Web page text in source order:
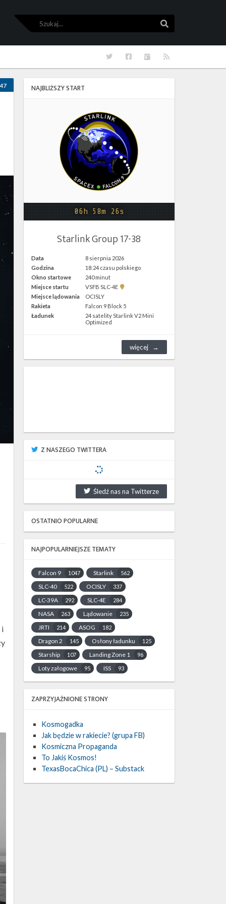
Szukaj
RSS
Kalendarze
Facebook
Twitter
47
i
NAJBLIŻSZY START
06h 58m 25s
Starlink Group 17-38
Data
8 sierpnia 2026
Godzina
18:24 czasu polskiego
Okno startowe
240 minut
Miejsce startu
VSFB SLC-4E
Pokaż
SLC-
4E w
Google
Miejsce lądowania
OCISLY
Rakieta
Falcon 9 Block 5
Ładunek
24 satelity Starlink V2 Mini
Optimized
więcej
Z NASZEGO TWITTERA
Śledź nas na Twitterze
OSTATNIO POPULARNE
NAJPOPULARNIEJSZE TEMATY
Falcon 9 1047 Starlink 562
SLC-40 522 OCISLY 337
LC-39A 292 SLC-4E 284
NASA 263 Lądowanie 235
JRTI 214 ASOG 182
Dragon 2 145 Osłony ładunku 125
Starship 107 Landing Zone 1 96
Loty załogowe 95 ISS 93
ZAPRZYJAŹNIONE STRONY
Kosmogadka
Jak będzie w rakiecie? (grupa FB)
Kosmiczna Propaganda
To Jakiś Kosmos!
TexasBocaChica (PL) – Substack